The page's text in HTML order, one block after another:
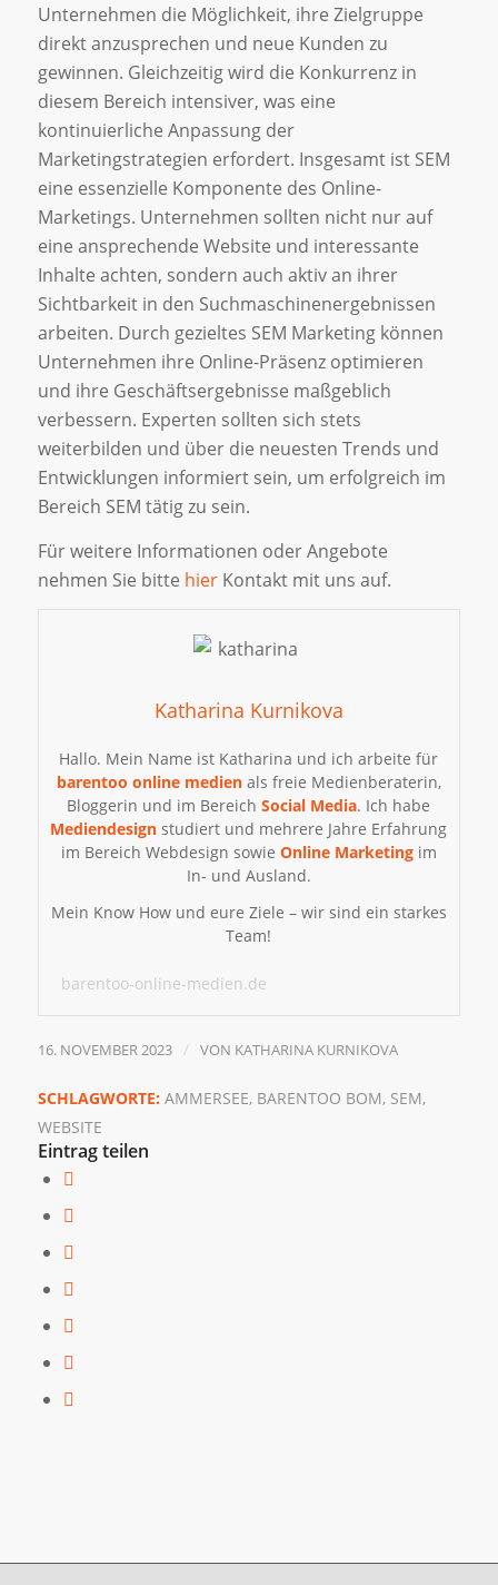
Unternehmen die Möglichkeit, ihre Zielgruppe
direkt anzusprechen und neue Kunden zu
gewinnen. Gleichzeitig wird die Konkurrenz in
diesem Bereich intensiver, was eine
kontinuierliche Anpassung der
Marketingstrategien erfordert. Insgesamt ist SEM
eine essenzielle Komponente des Online-
Marketings. Unternehmen sollten nicht nur auf
eine ansprechende Website und interessante
Inhalte achten, sondern auch aktiv an ihrer
Sichtbarkeit in den Suchmaschinenergebnissen
arbeiten. Durch gezieltes SEM Marketing können
Unternehmen ihre Online-Präsenz optimieren
und ihre Geschäftsergebnisse maßgeblich
verbessern. Experten sollten sich stets
weiterbilden und über die neuesten Trends und
Entwicklungen informiert sein, um erfolgreich im
Bereich SEM tätig zu sein.
Für weitere Informationen oder Angebote
nehmen Sie bitte hierKontakt mit uns auf.
Katharina Kurnikova
Hallo. Mein Name ist Katharina und ich arbeite für
barentoo online medienals freie Medienberaterin,
Bloggerin und im BereichSocial Media. Ich habe
Mediendesign studiert und mehrere Jahre Erfahrung
im Bereich Webdesign sowie Online Marketingim
In- und Ausland.
Mein Know How und eure Ziele – wir sind ein starkes
Team!
barentoo-online-medien.de
16. NOVEMBER 2023 / VON KATHARINA KURNIKOVA
SCHLAGWORTE: AMMERSEE, BARENTOO BOM, SEM,
WEBSITE
Eintrag teilen